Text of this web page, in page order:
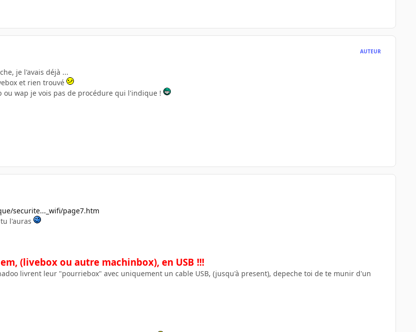
AUTEUR
je l'avais déjà ...
et rien trouvé
ou wap je vois pas de procédure qui l'indique !
securite..._wifi/page7.htm
l'auras
(livebox ou autre machinbox), en USB !!!
livrent leur "pourriebox" avec uniquement un cable USB, (jusqu'à present), depeche toi de te munir d'un